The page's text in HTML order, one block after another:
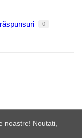
0
noastre! Noutati,